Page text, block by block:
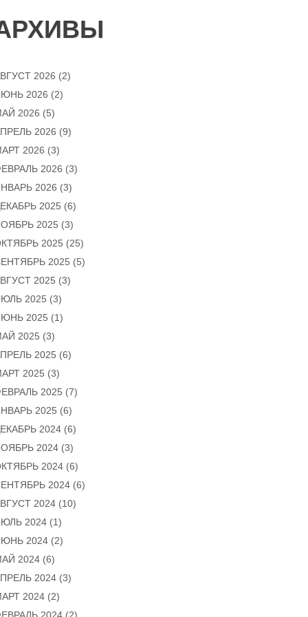
2026 (2)
2026 (2)
2026 (5)
2026 (9)
2026 (3)
2026 (3)
2026 (3)
2025 (6)
2025 (3)
2025 (25)
2025 (5)
2025 (3)
2025 (3)
2025 (1)
2025 (3)
2025 (6)
2025 (3)
2025 (7)
2025 (6)
2024 (6)
2024 (3)
2024 (6)
2024 (6)
2024 (10)
2024 (1)
2024 (2)
2024 (6)
2024 (3)
2024 (2)
2024 (2)